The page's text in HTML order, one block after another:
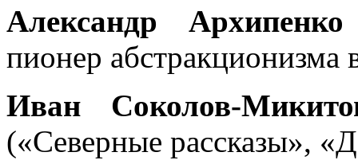
Александр Архипенко
пионер абстракционизма
Иван Соколов-
(«Северные рассказы»,